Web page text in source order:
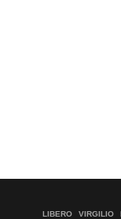
LIBERO VIRGILIO